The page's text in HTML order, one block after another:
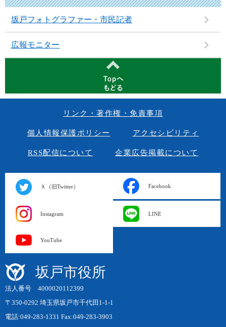
坂戸フォトグラファー・市民記者
広報モニター
リンク・著作権・免責事項
個人情報保護ポリシー アクセシビリティ
RSS配信について 企業広告掲載について
Ｘ（旧Twitter） Facebook
Instagram LINE
YouTube
坂戸市役所
法人番号 4000020112399
〒350-0292 埼玉県坂戸市千代田1-1-1
電話:049-283-1331 Fax:049-283-3903